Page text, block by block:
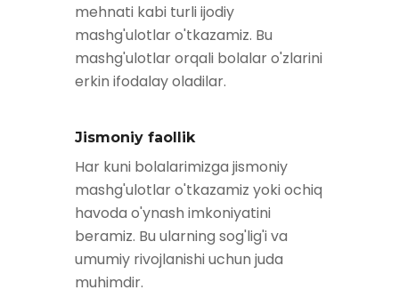
mehnati kabi turli ijodiy
mashg'ulotlar o'tkazamiz. Bu
mashg'ulotlar orqali bolalar o'zlarini
erkin ifodalay oladilar.
Jismoniy faollik
Har kuni bolalarimizga jismoniy
mashg'ulotlar o'tkazamiz yoki ochiq
havoda o'ynash imkoniyatini
beramiz. Bu ularning sog'lig'i va
umumiy rivojlanishi uchun juda
muhimdir.